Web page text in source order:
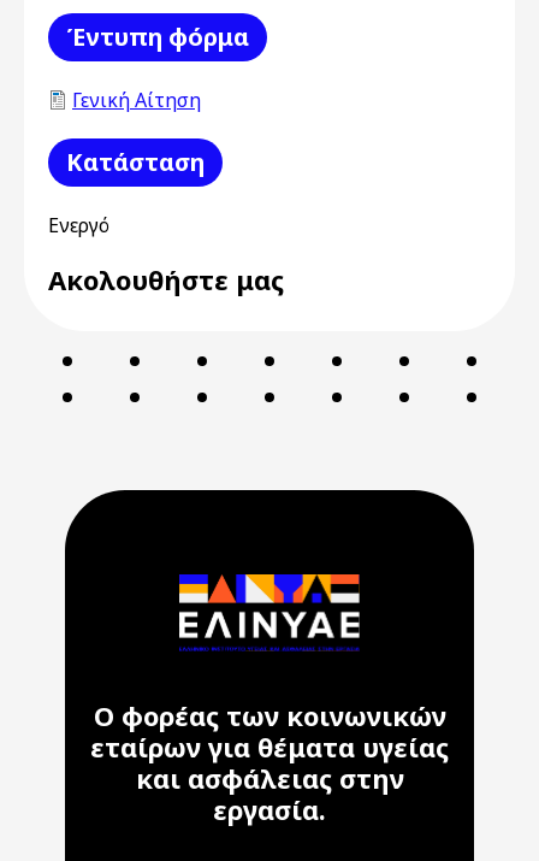
Έντυπη φόρμα
Γενική Αίτηση
Κατάσταση
Ενεργό
Ακολουθήστε μας
Ο φορέας των κοινωνικών
εταίρων για θέματα υγείας
και ασφάλειας στην
εργασία.